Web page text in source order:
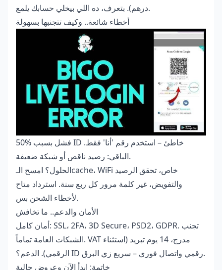
درهم). بتعرف، ده اللي بيخلي حسابك يلمع.
أخطاء شائعة.. وكيف تتجنبها بسهولة
50% فشل بسبب ID خاطئ – استخدم رقم 'أنا' فقط.
الباقي: رصيد ناقص أو شبكة ضعيفة.
الحلول؟ امسح الـcache، WiFi خاص، تحقق الرصيد
والتفويض، غير كلمة مرور كل ربع سنة. استرداد متاح
لأخطاء الشحن بس.
الأمان والدعم.. ما تخافش
أمان كامل: SSL، 2FA، 3D Secure، PSD2، GDPR. تجنب
الشبكات العامة تماماً. VAT مدرج، 14 يوم تبريد (استثناء
الرقمي). الدعم؟ ID رقمي واتصال فوري – سريع زي البرق.
خاتمة: ابدأ الآن وعروض حالية